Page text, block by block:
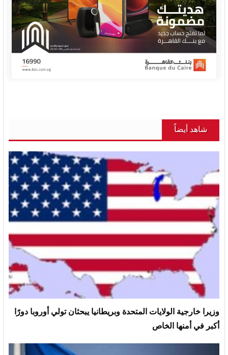
شاهد أيضاً
وزيرا خارجية الولايات المتحدة وبريطانيا يبحثان تولي أوروبا دورًا
أكبر في أمنها الخاص